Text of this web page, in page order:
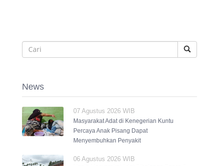
News
07 Agustus 2026 WIB
Masyarakat Adat di Kenegerian Kuntu
Percaya Anak Pisang Dapat
Menyembuhkan Penyakit
06 Agustus 2026 WIB